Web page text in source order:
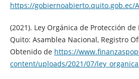
https://gobiernoabierto.quito.gob.ec/
(2021). Ley Orgánica de Protección de
Quito: Asamblea Nacional, Registro
Obtenido de https://
content/uploads/2021/07/